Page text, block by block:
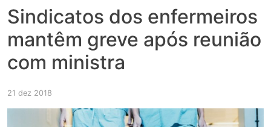
Sindicatos dos enfermeiros
mantêm greve após reunião
com ministra
21 dez 2018